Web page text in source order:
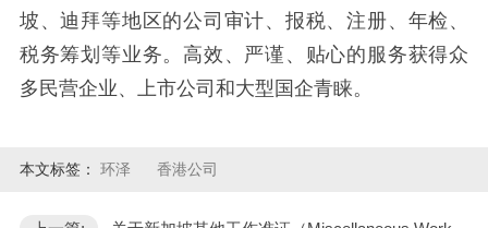
坡、迪拜等地区的公司审计、报税、注册、年检、
税务筹划等业务。高效、严谨、贴心的服务获得众
多民营企业、上市公司和大型国企青睐。
本文标签： 环泽 香港公司